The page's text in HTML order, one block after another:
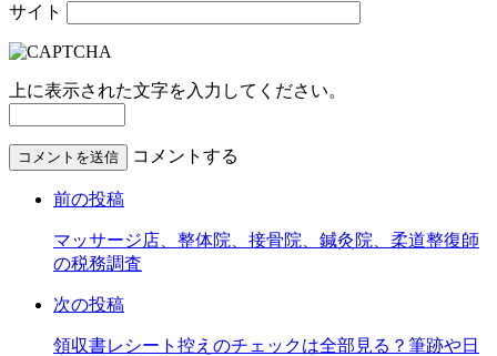
サイト
上に表示された文字を入力してください。
コメントする
前の投稿
マッサージ店、整体院、接骨院、鍼灸院、柔道整復師
の税務調査
次の投稿
領収書レシート控えのチェックは全部見る？筆跡や日